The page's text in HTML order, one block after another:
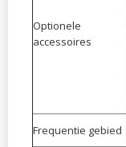
Optionele
accessoires
Frequentie gebied